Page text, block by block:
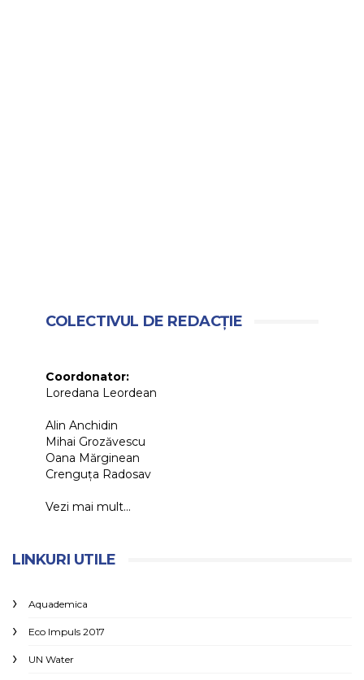
COLECTIVUL DE REDACȚIE
Coordonator:
Loredana Leordean
Alin Anchidin
Mihai Grozăvescu
Oana Mărginean
Crenguța Radosav
Vezi mai mult...
LINKURI UTILE
Aquademica
Eco Impuls 2017
UN Water